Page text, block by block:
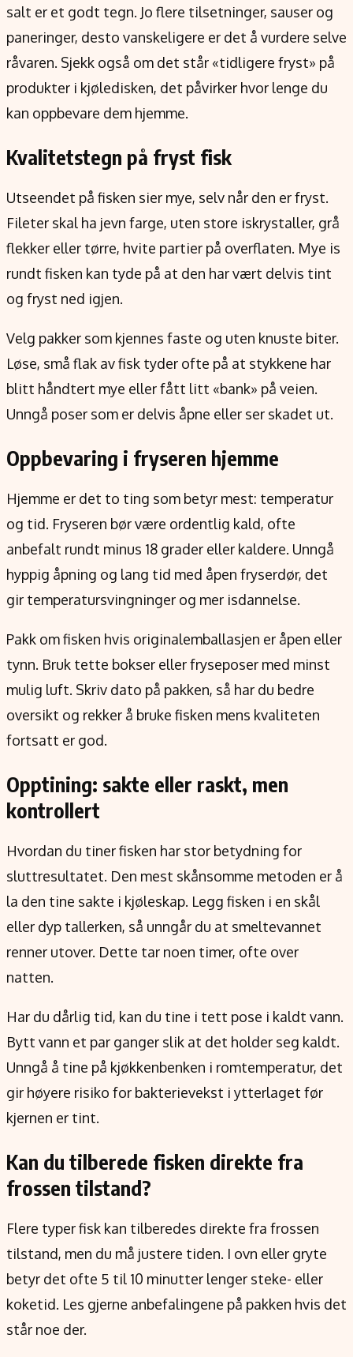
salt er et godt tegn. Jo flere tilsetninger, sauser og
paneringer, desto vanskeligere er det å vurdere selve
råvaren. Sjekk også om det står «tidligere fryst» på
produkter i kjøledisken, det påvirker hvor lenge du
kan oppbevare dem hjemme.
Kvalitetstegn på fryst fisk
Utseendet på fisken sier mye, selv når den er fryst.
Fileter skal ha jevn farge, uten store iskrystaller, grå
flekker eller tørre, hvite partier på overflaten. Mye is
rundt fisken kan tyde på at den har vært delvis tint
og fryst ned igjen.
Velg pakker som kjennes faste og uten knuste biter.
Løse, små flak av fisk tyder ofte på at stykkene har
blitt håndtert mye eller fått litt «bank» på veien.
Unngå poser som er delvis åpne eller ser skadet ut.
Oppbevaring i fryseren hjemme
Hjemme er det to ting som betyr mest: temperatur
og tid. Fryseren bør være ordentlig kald, ofte
anbefalt rundt minus 18 grader eller kaldere. Unngå
hyppig åpning og lang tid med åpen fryserdør, det
gir temperatursvingninger og mer isdannelse.
Pakk om fisken hvis originalemballasjen er åpen eller
tynn. Bruk tette bokser eller fryseposer med minst
mulig luft. Skriv dato på pakken, så har du bedre
oversikt og rekker å bruke fisken mens kvaliteten
fortsatt er god.
Opptining: sakte eller raskt, men
kontrollert
Hvordan du tiner fisken har stor betydning for
sluttresultatet. Den mest skånsomme metoden er å
la den tine sakte i kjøleskap. Legg fisken i en skål
eller dyp tallerken, så unngår du at smeltevannet
renner utover. Dette tar noen timer, ofte over
natten.
Har du dårlig tid, kan du tine i tett pose i kaldt vann.
Bytt vann et par ganger slik at det holder seg kaldt.
Unngå å tine på kjøkkenbenken i romtemperatur, det
gir høyere risiko for bakterievekst i ytterlaget før
kjernen er tint.
Kan du tilberede fisken direkte fra
frossen tilstand?
Flere typer fisk kan tilberedes direkte fra frossen
tilstand, men du må justere tiden. I ovn eller gryte
betyr det ofte 5 til 10 minutter lenger steke- eller
koketid. Les gjerne anbefalingene på pakken hvis det
står noe der.